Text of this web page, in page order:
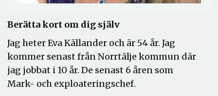
Berätta kort om dig själv
Jag heter Eva Källander och är 54 år. Jag
kommer senast från Norrtälje kommun där
jag jobbat i 10 år. De senast 6 åren som
Mark- och exploateringschef.